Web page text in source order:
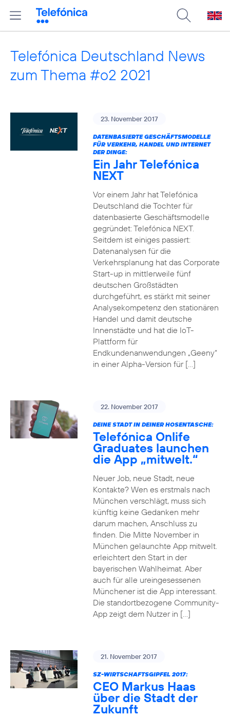
Telefónica Deutschland News
zum Thema #o2 2021
23. November 2017
DATENBASIERTE GESCHÄFTSMODELLE
FÜR VERKEHR, HANDEL UND INTERNET
DER DINGE:
Ein Jahr Telefónica
NEXT
Vor einem Jahr hat Telefónica
Deutschland die Tochter für
datenbasierte Geschäftsmodelle
gegründet: Telefónica NEXT.
Seitdem ist einiges passiert:
Datenanalysen für die
Verkehrsplanung hat das Corporate
Start-up in mittlerweile fünf
deutschen Großstädten
durchgeführt, es stärkt mit seiner
Analysekompetenz den stationären
Handel und damit deutsche
Innenstädte und hat die IoT-
Plattform für
Endkundenanwendungen „Geeny“
in einer Alpha-Version für […]
22. November 2017
DEINE STADT IN DEINER HOSENTASCHE:
Telefónica Onlife
Graduates launchen
die App „mitwelt.“
Neuer Job, neue Stadt, neue
Kontakte? Wen es erstmals nach
München verschlägt, muss sich
künftig keine Gedanken mehr
darum machen, Anschluss zu
finden. Die Mitte November in
München gelaunchte App mitwelt.
erleichtert den Start in der
bayerischen Wahlheimat. Aber
auch für alle ureingesessenen
Münchener ist die App interessant.
Die standortbezogene Community-
App zeigt dem Nutzer in […]
21. November 2017
SZ-WIRTSCHAFTSGIPFEL 2017:
CEO Markus Haas
über die Stadt der
Zukunft